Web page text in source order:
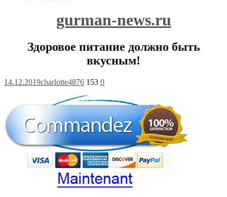
gurman-news.ru
Здоровое питание должно быть
вкусным!
14.12.2019charlotte4876 153 0